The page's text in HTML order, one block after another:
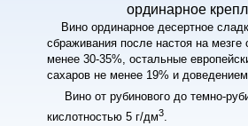
ординарное
Вино ординарное десертное
сбраживания после настоя на
менее 30-35%, остальные
сахаров не менее 19% и
Вино от рубинового до темно-
кислотностью 5 г/дм3.